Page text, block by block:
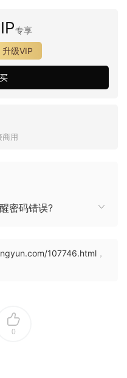
专享
升级VIP
商用
密码错误?
107746.html ，
0